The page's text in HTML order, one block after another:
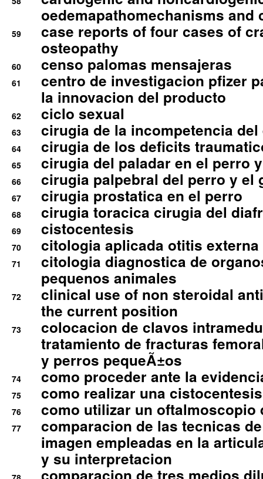
oedemapathomechanisms and
59
case reports of four cases of
osteopathy
60 censo palomas mensajeras
61
centro de investigacion pfizer
la innovacion del producto
62 ciclo sexual
63 cirugia de la incompetencia
64 cirugia de los deficits
65 cirugia del paladar en el perro
66 cirugia palpebral del perro y el
67 cirugia prostatica en el perro
68 cirugia toracica cirugia del
69 cistocentesis
70 citologia aplicada otitis externa
71
citologia diagnostica de
pequenos animales
72
clinical use of non steroidal
the current position
73
colocacion de clavos
tratamiento de fracturas
y perros pequeÃ±os
74 como proceder ante la
75 como realizar una
76 como utilizar un oftalmoscopio
77
comparacion de las tecnicas
imagen empleadas en la
y su interpretacion
comparacion de tres medios